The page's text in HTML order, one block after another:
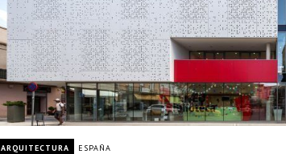
ARQUITECTURA ESPAÑA